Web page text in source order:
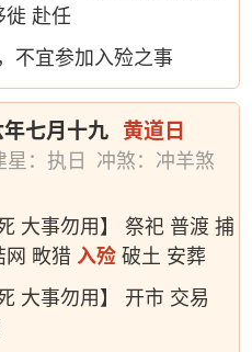
徙 赴任
不宜参加入殓之事
七月十九 黄道日
星：执日
冲煞：冲羊煞
大事勿用】 祭祀 普渡 捕
网 畋猎 入殓 破土 安葬
大事勿用】 开市 交易